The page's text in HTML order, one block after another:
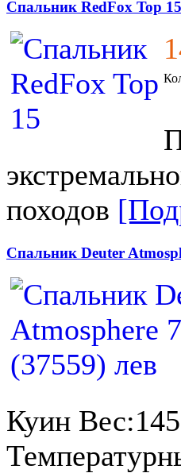
Спальник RedFox Top 15
походов
Спальник Deuter
Куин